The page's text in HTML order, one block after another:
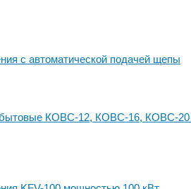
с автоматической подачей щепы
бытовые КОВС-12, КОВС-16, КОВС-20